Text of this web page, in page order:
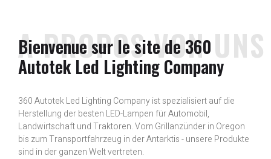
Bienvenue sur le site de 360
Autotek Led Lighting Company
360 Autotek Led Lighting Company ist spezialisiert auf die
Herstellung der besten LED-Lampen für Automobil,
Landwirtschaft und Traktoren. Vom Grillanzünder in Oregon
bis zum Transportfahrzeug in der Antarktis - unsere Produkte
sind in der ganzen Welt vertreten.
A PROPOS VON UNS